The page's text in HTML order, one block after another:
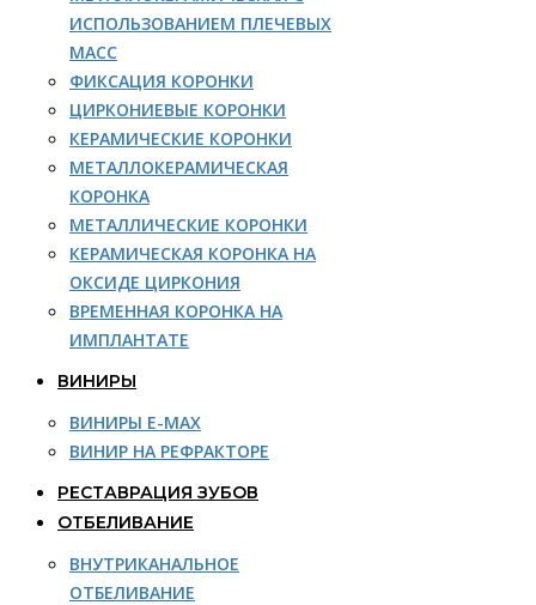
ИСПОЛЬЗОВАНИЕМ ПЛЕЧЕВЫХ
МАСС
ФИКСАЦИЯ КОРОНКИ
ЦИРКОНИЕВЫЕ КОРОНКИ
КЕРАМИЧЕСКИЕ КОРОНКИ
МЕТАЛЛОКЕРАМИЧЕСКАЯ
КОРОНКА
МЕТАЛЛИЧЕСКИЕ КОРОНКИ
КЕРАМИЧЕСКАЯ КОРОНКА НА
ОКСИДЕ ЦИРКОНИЯ
ВРЕМЕННАЯ КОРОНКА НА
ИМПЛАНТАТЕ
ВИНИРЫ
ВИНИРЫ E-MAX
ВИНИР НА РЕФРАКТОРЕ
РЕСТАВРАЦИЯ ЗУБОВ
ОТБЕЛИВАНИЕ
ВНУТРИКАНАЛЬНОЕ
ОТБЕЛИВАНИЕ